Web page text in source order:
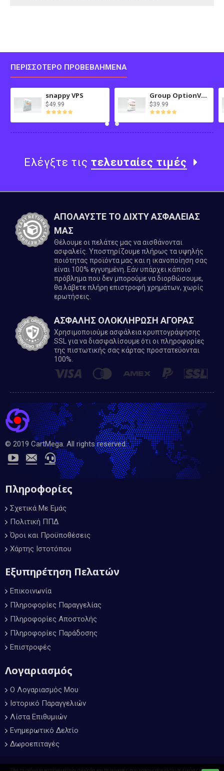
ΠΕΡΙΣΣΌΤΕΡΟ ΠΡΟΒΕΒΛΗΜΈΝΑ
snappy VPS
$49.99
Group OptionValues Filter/ColorDial for Journal 3x OC 3.x
$39.99
Ελέγξτε τιςτελευταίες τιμές
ΑΠΟΛΑΥΣΤΕ ΤΟ ΔΙΧΤΥ ΑΣΦΑΛΕΙΑΣ
ΜΑΣ
Θέλουμε οι πελάτες μας να αισθάνονται
ασφαλείς. Υποστηρίζουμε πλήρως τα υψηλής
ποιότητας προϊόντα μας και η ικανοποίηση σας
είναι 100% εγγυημένη. Εάν υπάρχει κάποιο
πρόβλημα που δεν μπορούμε να διορθώσουμε,
θα λάβετε πλήρη επιστροφή χρημάτων, χωρίς
ερωτήσεις.
ΑΣΦΑΛΗΣ ΟΛΟΚΛΗΡΩΣΗ ΑΓΟΡΑΣ
Χρησιμοποιούμε ασφάλεια κρυπτογράφησης
SSL για να διασφαλίσουμε ότι οι πληροφορίες
της πιστωτικής σας κάρτας προστατεύονται
100%.
© 2019 CartMega. All rights reserved.
Πληροφορίες
Σχετικά Με Εμάς
Πολιτική ΠΠΔ
Όροι και Προϋποθέσεις
Χάρτης Ιστοτόπου
Εξυπηρέτηση Πελατών
Επικοινωνία
Πληροφορίες Παραγγελίας
Πληροφορίες Αποστολής
Πληροφορίες Παράδοσης
Επιστροφές
Λογαριασμός
Ο Λογαριασμός Μου
Ιστορικό Παραγγελιών
Λίστα Επιθυμιών
Ενημερωτικό Δελτίο
Δωροεπιταγές